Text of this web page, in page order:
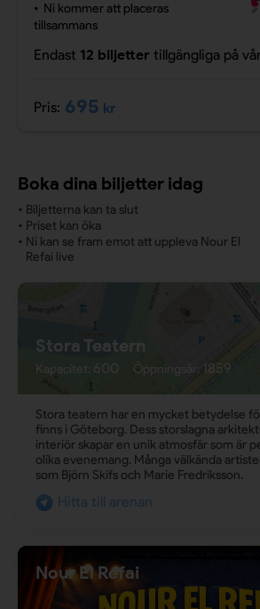
Ni kommer att placeras
tillsammans
Endast 12 biljetter tillgängliga på
Pris: 695 kr
Boka dina biljetter idag
• Biljetterna kan ta slut
• Priset kan öka
• Ni kan se fram emot att uppleva Nour El
Refai live
Stora Teatern
Kapacitet: 600 Öppningsår: 1859
Stora teatern har en mycket betydelse
finns i Göteborg. Dess storslagna
interiör skapar en unik atmosfär som är
olika evenemang. Många välkända
som Björn Skifs och Marie Fredriksson.
Hitta till arenan
Nour El Refai